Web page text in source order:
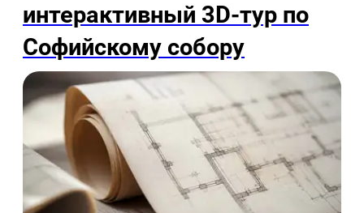
интерактивный 3D-тур по
Софийскому собору